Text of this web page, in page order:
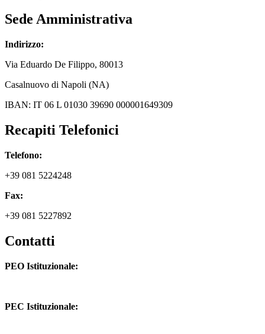
Sede Amministrativa
Indirizzo:
Via Eduardo De Filippo, 80013
Casalnuovo di Napoli (NA)
IBAN: IT 06 L 01030 39690 000001649309
Recapiti Telefonici
Telefono:
+39 081 5224248
Fax:
+39 081 5227892
Contatti
PEO Istituzionale:
PEC Istituzionale: